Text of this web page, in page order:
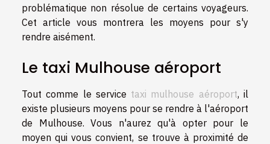
problématique non résolue de certains voyageurs.
Cet article vous montrera les moyens pour s'y
rendre aisément.
Le taxi Mulhouse aéroport
Tout comme le service taxi mulhouse aéroport, il
existe plusieurs moyens pour se rendre à l'aéroport
de Mulhouse. Vous n'aurez qu'à opter pour le
moyen qui vous convient, se trouve à proximité de